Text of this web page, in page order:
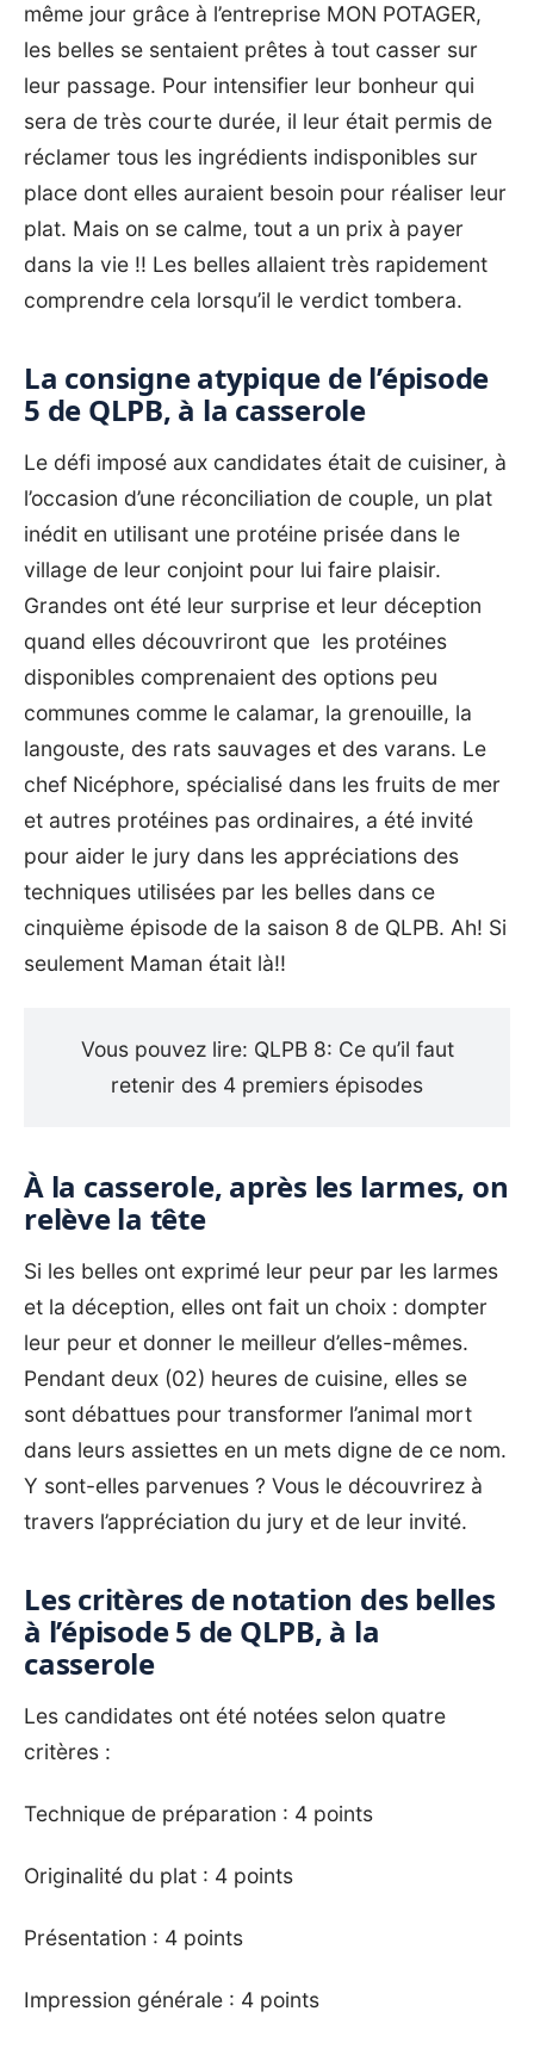
même jour grâce à l’entreprise MON POTAGER,
les belles se sentaient prêtes à tout casser sur
leur passage. Pour intensifier leur bonheur qui
sera de très courte durée, il leur était permis de
réclamer tous les ingrédients indisponibles sur
place dont elles auraient besoin pour réaliser leur
plat. Mais on se calme, tout a un prix à payer
dans la vie !! Les belles allaient très rapidement
comprendre cela lorsqu’il le verdict tombera.
La consigne atypique de l’épisode
5 de QLPB, à la casserole
Le défi imposé aux candidates était de cuisiner, à
l’occasion d’une réconciliation de couple, un plat
inédit en utilisant une protéine prisée dans le
village de leur conjoint pour lui faire plaisir.
Grandes ont été leur surprise et leur déception
quand elles découvriront que les protéines
disponibles comprenaient des options peu
communes comme le calamar, la grenouille, la
langouste, des rats sauvages et des varans. Le
chef Nicéphore, spécialisé dans les fruits de mer
et autres protéines pas ordinaires, a été invité
pour aider le jury dans les appréciations des
techniques utilisées par les belles dans ce
cinquième épisode de la saison 8 de QLPB. Ah! Si
seulement Maman était là!!
Vous pouvez lire: QLPB 8: Ce qu’il faut
retenir des 4 premiers épisodes
À la casserole, après les larmes, on
relève la tête
Si les belles ont exprimé leur peur par les larmes
et la déception, elles ont fait un choix : dompter
leur peur et donner le meilleur d’elles-mêmes.
Pendant deux (02) heures de cuisine, elles se
sont débattues pour transformer l’animal mort
dans leurs assiettes en un mets digne de ce nom.
Y sont-elles parvenues ? Vous le découvrirez à
travers l’appréciation du jury et de leur invité.
Les critères de notation des belles
à l’épisode 5 de QLPB, à la
casserole
Les candidates ont été notées selon quatre
critères :
Technique de préparation : 4 points
Originalité du plat : 4 points
Présentation : 4 points
Impression générale : 4 points